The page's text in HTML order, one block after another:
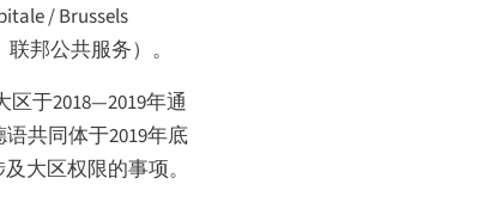
/Brussels
邦公共服务）。
于2018—2019年通
语共同体于2019年底
大区权限的事项。